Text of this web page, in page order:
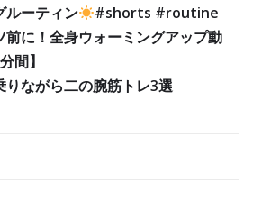
ルーティン
#shorts #routine
前に！全身ウォーミングアップ動
間】
りながら二の腕筋トレ3選